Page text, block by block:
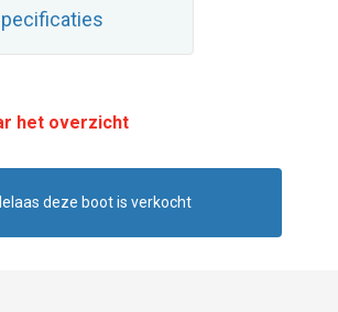
het overzicht
deze boot is verkocht